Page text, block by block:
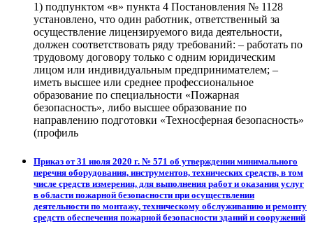
1) подпунктом «в» пункта 4 Постановления № 1128
установлено, что один работник, ответственный за
осуществление лицензируемого вида деятельности,
должен соответствовать ряду требований: – работать по
трудовому договору только с одним юридическим
лицом или индивидуальным предпринимателем; –
иметь высшее или среднее профессиональное
образование по специальности «Пожарная
безопасность», либо высшее образование по
направлению подготовки «Техносферная безопасность»
(профиль
Приказ от 31 июля 2020 г. № 571 об утверждении минимального
перечня оборудования, инструментов, технических средств, в том
числе средств измерения, для выполнения работ и оказания услуг
в области пожарной безопасности при осуществлении
деятельности по монтажу, техническому обслуживанию и ремонту
средств обеспечения пожарной безопасности зданий и сооружений